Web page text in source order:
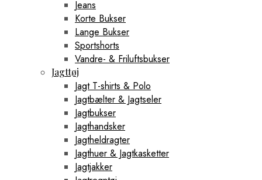
Jeans
Korte Bukser
Lange Bukser
Sportshorts
Vandre- & Friluftsbukser
Jagttøj
Jagt T-shirts & Polo
Jagtbælter & Jagtseler
Jagtbukser
Jagthandsker
Jagtheldragter
Jagthuer & Jagtkasketter
Jagtjakker